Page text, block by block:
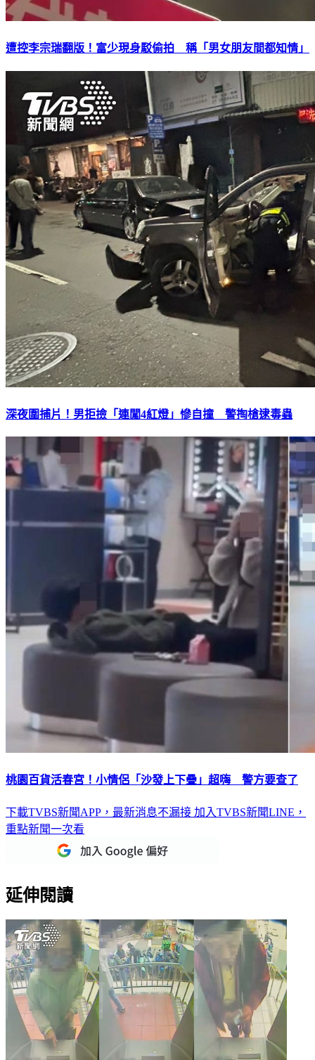
遭控李宗瑞翻版！富少現身駁偷拍 稱「男女朋友間都知情」
深夜圍捕片！男拒撿「連闖4紅燈」慘自撞 警掏槍逮毒蟲
桃園百貨活春宮！小情侶「沙發上下疊」超嗨 警方要查了
下載TVBS新聞APP，最新消息不漏接 加入TVBS新聞LINE，
重點新聞一次看
延伸閱讀